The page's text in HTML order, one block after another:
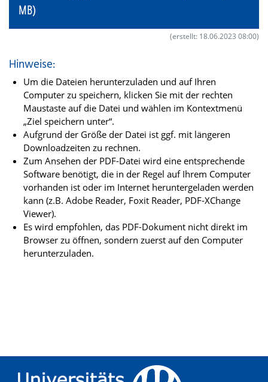
MB)
(erstellt: 18.06.2023 08:00)
Hinweise:
Um die Dateien herunterzuladen und auf Ihren
Computer zu speichern, klicken Sie mit der rechten
Maustaste auf die Datei und wählen im Kontextmenü
„Ziel speichern unter“.
Aufgrund der Größe der Datei ist ggf. mit längeren
Downloadzeiten zu rechnen.
Zum Ansehen der PDF-Datei wird eine entsprechende
Software benötigt, die in der Regel auf Ihrem Computer
vorhanden ist oder im Internet heruntergeladen werden
kann (z.B. Adobe Reader, Foxit Reader, PDF-XChange
Viewer).
Es wird empfohlen, das PDF-Dokument nicht direkt im
Browser zu öffnen, sondern zuerst auf den Computer
herunterzuladen.